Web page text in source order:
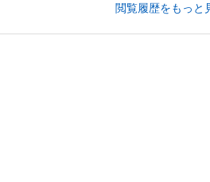
閲覧履歴をもっと